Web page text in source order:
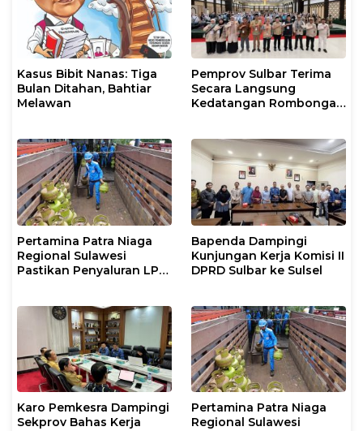
Kasus Bibit Nanas: Tiga
Bulan Ditahan, Bahtiar
Melawan
Pemprov Sulbar Terima
Secara Langsung
Kedatangan Rombongan
Pertamina Patra Niaga
Regional Sulawesi
Pastikan Penyaluran LPG
Pasokan Selama Periode
Hari Raya Idul adha
Bapenda Dampingi
Kunjungan Kerja Komisi II
DPRD Sulbar ke Sulsel
Karo Pemkesra Dampingi
Sekprov Bahas Kerja
Pertamina Patra Niaga
Regional Sulawesi